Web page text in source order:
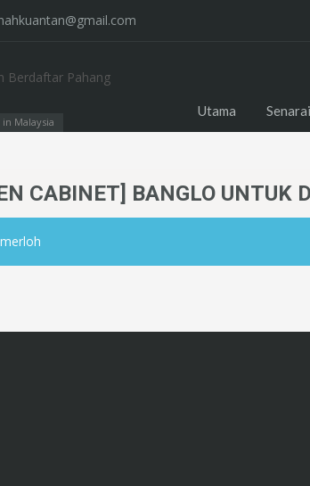
Malaysia
Utama
CABINET] BANGLO UNTUK